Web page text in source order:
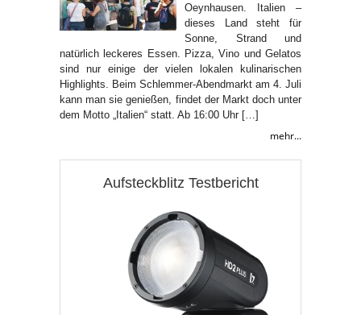
Oeynhausen. Italien –
dieses Land steht für
Sonne, Strand und
natürlich leckeres Essen. Pizza, Vino und Gelatos
sind nur einige der vielen lokalen kulinarischen
Highlights. Beim Schlemmer-Abendmarkt am 4. Juli
kann man sie genießen, findet der Markt doch unter
dem Motto „Italien“ statt. Ab 16:00 Uhr […]
mehr...
Aufsteckblitz Testbericht